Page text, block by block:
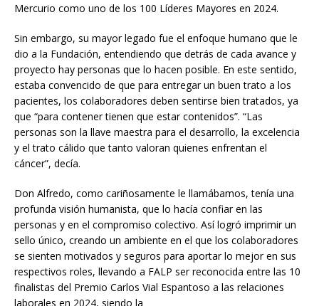
Mercurio como uno de los 100 Líderes Mayores en 2024.
Sin embargo, su mayor legado fue el enfoque humano que le
dio a la Fundación, entendiendo que detrás de cada avance y
proyecto hay personas que lo hacen posible. En este sentido,
estaba convencido de que para entregar un buen trato a los
pacientes, los colaboradores deben sentirse bien tratados, ya
que “para contener tienen que estar contenidos”. “Las
personas son la llave maestra para el desarrollo, la excelencia
y el trato cálido que tanto valoran quienes enfrentan el
cáncer”, decía.
Don Alfredo, como cariñosamente le llamábamos, tenía una
profunda visión humanista, que lo hacía confiar en las
personas y en el compromiso colectivo. Así logró imprimir un
sello único, creando un ambiente en el que los colaboradores
se sienten motivados y seguros para aportar lo mejor en sus
respectivos roles, llevando a FALP ser reconocida entre las 10
finalistas del Premio Carlos Vial Espantoso a las relaciones
laborales en 2024, siendo la